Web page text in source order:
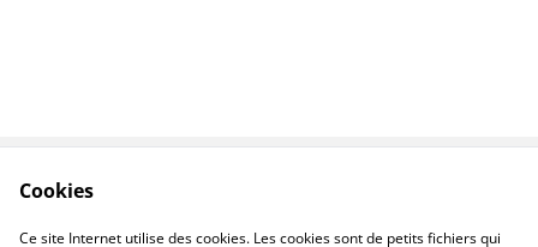
Conditions
Livraison
Cookies
Ce site Internet utilise des cookies. Les cookies sont de petits fichiers qui